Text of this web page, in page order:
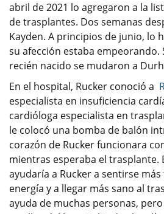
abril de 2021 lo agregaron a la
de trasplantes. Dos semanas
Kayden. A principios de junio, lo
su afección estaba empeorando.
recién nacido se mudaron a
En el hospital, Rucker conoció a
especialista en insuficiencia
cardióloga especialista en
le colocó una bomba de balón
corazón de Rucker funcionara
mientras esperaba el trasplante.
ayudaría a Rucker a sentirse
energía y a llegar más sano al
ayuda de muchas personas,